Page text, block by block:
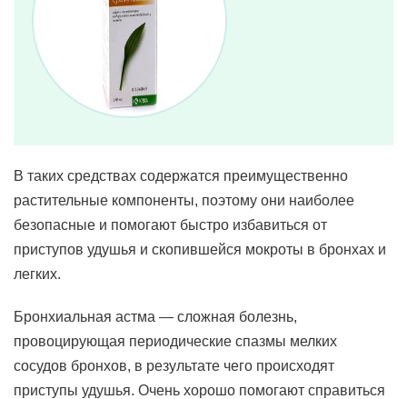
В таких средствах содержатся преимущественно
растительные компоненты, поэтому они наиболее
безопасные и помогают быстро избавиться от
приступов удушья и скопившейся мокроты в бронхах и
легких.
Бронхиальная астма — сложная болезнь,
провоцирующая периодические спазмы мелких
сосудов бронхов, в результате чего происходят
приступы удушья. Очень хорошо помогают справиться